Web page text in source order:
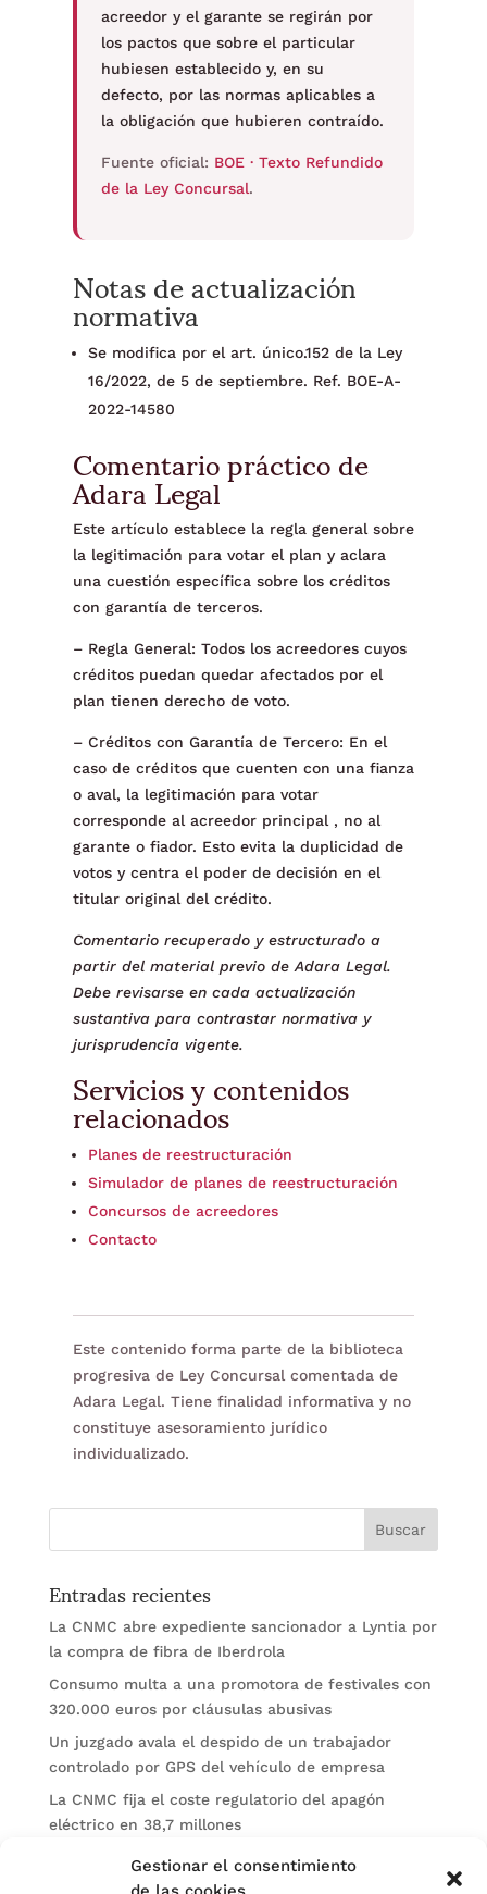
Gestionar el consentimiento
acreedor y el garante se regirán por
los pactos que sobre el particular
hubiesen establecido y, en su
defecto, por las normas aplicables a
la obligación que hubieren contraído.
Fuente oficial: BOE · Texto Refundido
de la Ley Concursal.
Notas de actualización
normativa
Se modifica por el art. único.152 de la Ley
16/2022, de 5 de septiembre. Ref. BOE-A-
2022-14580
Comentario práctico de
Adara Legal
Este artículo establece la regla general sobre
la legitimación para votar el plan y aclara
una cuestión específica sobre los créditos
con garantía de terceros.
– Regla General: Todos los acreedores cuyos
créditos puedan quedar afectados por el
plan tienen derecho de voto.
– Créditos con Garantía de Tercero: En el
caso de créditos que cuenten con una fianza
o aval, la legitimación para votar
corresponde al acreedor principal , no al
garante o fiador. Esto evita la duplicidad de
votos y centra el poder de decisión en el
titular original del crédito.
Comentario recuperado y estructurado a
partir del material previo de Adara Legal.
Debe revisarse en cada actualización
sustantiva para contrastar normativa y
jurisprudencia vigente.
Servicios y contenidos
relacionados
Planes de reestructuración
Simulador de planes de reestructuración
Concursos de acreedores
Contacto
Este contenido forma parte de la biblioteca
progresiva de Ley Concursal comentada de
Adara Legal. Tiene finalidad informativa y no
constituye asesoramiento jurídico
individualizado.
Entradas recientes
La CNMC abre expediente sancionador a Lyntia por
la compra de fibra de Iberdrola
Consumo multa a una promotora de festivales con
320.000 euros por cláusulas abusivas
Un juzgado avala el despido de un trabajador
controlado por GPS del vehículo de empresa
La CNMC fija el coste regulatorio del apagón
eléctrico en 38,7 millones
El BOE publica sanciones de la CNMV a Soltec y